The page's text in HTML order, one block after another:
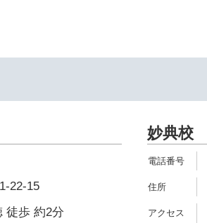
22-15
徒歩 約2分
妙典校